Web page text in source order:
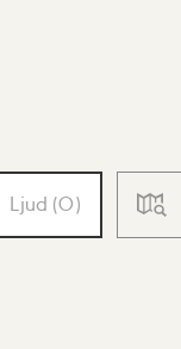
Ljud (0)